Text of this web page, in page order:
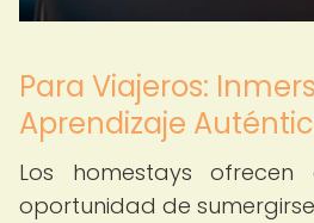
Para Viajeros:
Aprendizaje
Los homestays
oportunidad de